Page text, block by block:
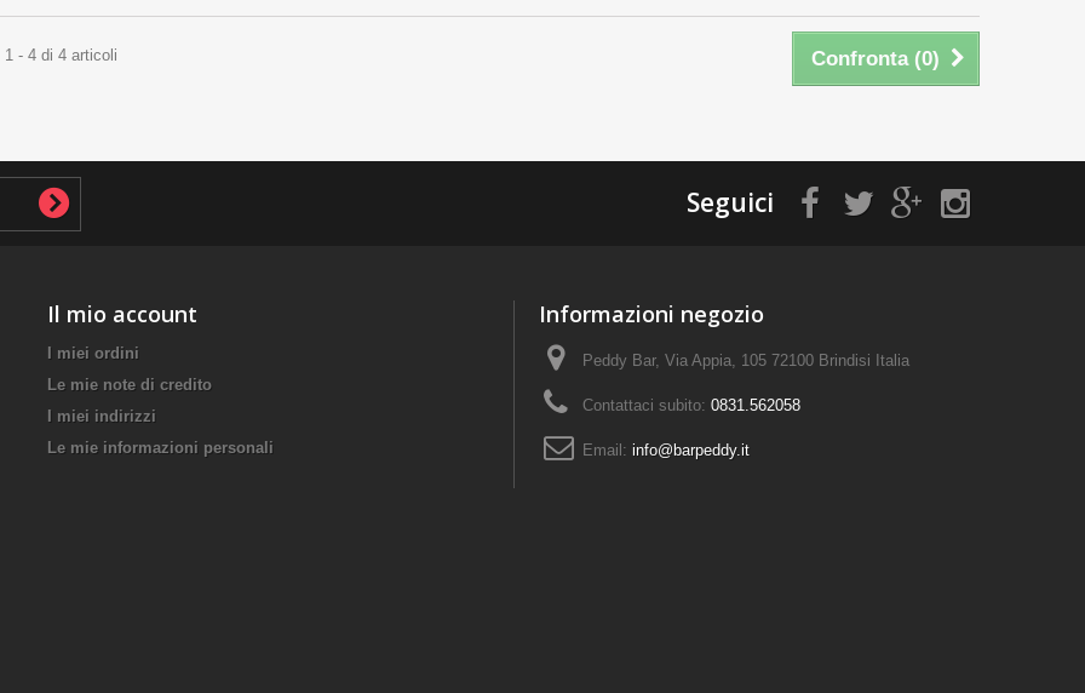
Confronta (0)
1 - 4 di 4 articoli
Seguici
Il mio account
I miei ordini
Le mie note di credito
I miei indirizzi
Le mie informazioni personali
Informazioni negozio
Peddy Bar, Via Appia, 105 72100 Brindisi Italia
Contattaci subito: 0831.562058
Email: info@barpeddy.it